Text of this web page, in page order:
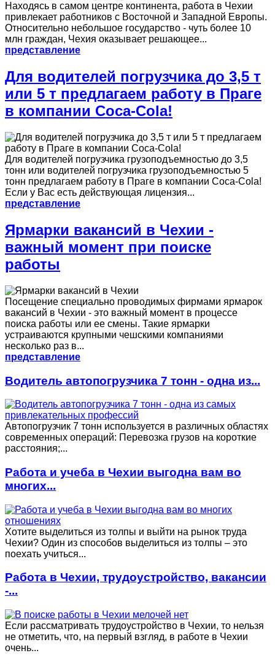
Находясь в самом центре континента, работа в Чехии
привлекает работников с Восточной и Западной Европы.
Относительно небольшое государство - чуть более 10
млн граждан, Чехия оказывает решающее...
представление
Для водителей погрузчика до 3,5 т
или 5 т предлагаем работу в Праге
в компании Coca-Cola!
Для водителей погрузчика грузоподъемностью до 3,5
тонн или водителей погрузчика грузоподъемностью 5
тонн предлагаем работу в Праге в компании Coca-Cola!
Если у Вас есть действующая лицензия...
представление
Ярмарки вакансий в Чехии -
важный момент при поиске
работы
Посещение специально проводимых фирмами ярмарок
вакансий в Чехии - это важный момент в процессе
поиска работы или ее смены. Такие ярмарки
устраиваются крупными чешскими компаниями
несколько раз в...
представление
Водитель автопогрузчика 7 тонн - одна из...
Автопогрузчик 7 тонн используется в различных областях
современных операций: Перевозка грузов на короткие
расстояния;...
Работа и учеба в Чехии выгодна вам во
многих...
Хотите выделиться из толпы и выйти на рынок труда
Чехии? Один из способов выделиться из толпы – это
поехать учиться...
Работа в Чехии, трудоустройство, вакансии
-...
Если рассматривать трудоустройство в Чехии, то нельзя
не отметить, что, на первый взгляд, в работе в Чехии
очень...